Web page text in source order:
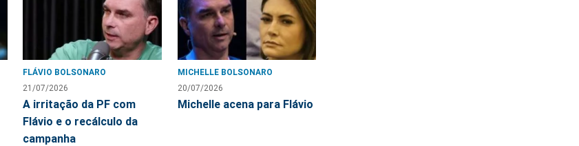
FLÁVIO BOLSONARO
21/07/2026
A irritação da PF com
Flávio e o recálculo da
campanha
MICHELLE BOLSONARO
20/07/2026
Michelle acena para Flávio